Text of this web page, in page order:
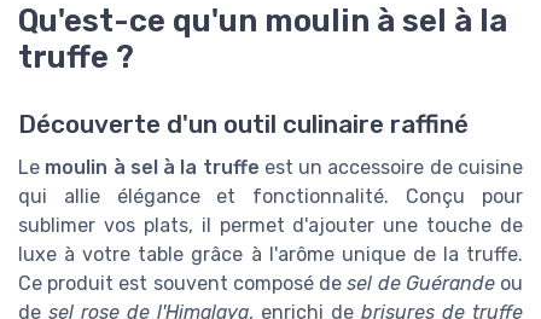
Qu'est-ce qu'un moulin à sel à la
truffe ?
Découverte d'un outil culinaire raffiné
Le moulin à sel à la truffe est un accessoire de cuisine
qui allie élégance et fonctionnalité. Conçu pour
sublimer vos plats, il permet d'ajouter une touche de
luxe à votre table grâce à l'arôme unique de la truffe.
Ce produit est souvent composé desel de Guérandeou
de sel rose de l'Himalaya, enrichi de brisures de truffe